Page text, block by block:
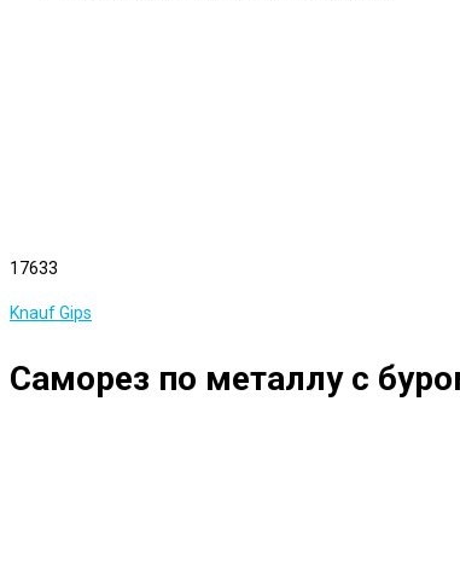
17633
Knauf Gips
Саморез по металлу с